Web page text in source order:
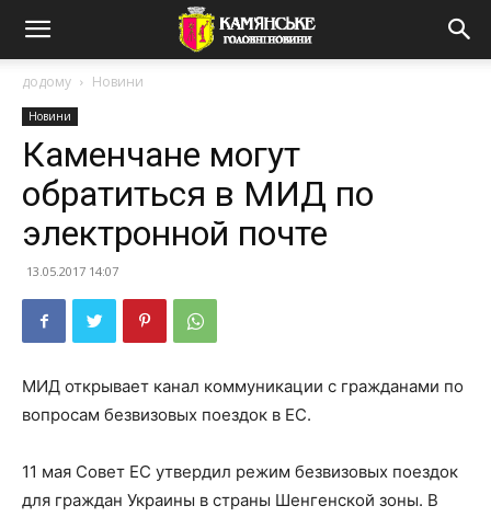
додому Новини
Новини
Каменчане могут
обратиться в МИД по
электронной почте
13.05.2017 14:07
МИД открывает канал коммуникации с гражданами по
вопросам безвизовых поездок в ЕС.
11 мая Совет ЕС утвердил режим безвизовых поездок
для граждан Украины в страны Шенгенской зоны. В